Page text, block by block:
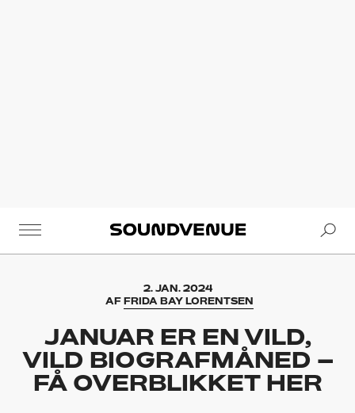
Soundvenue
2. JAN. 2024
AF FRIDA BAY LORENTSEN
JANUAR ER EN VILD,
VILD BIOGRAFMÅNED –
FÅ OVERBLIKKET HER